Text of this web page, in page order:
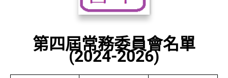
第四屆常務委員會名單
(2024-2026)